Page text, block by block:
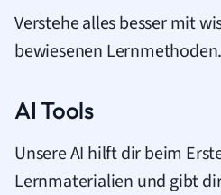
Verstehe alles besser mit
bewiesenen Lernmethoden.
AI Tools
Unsere AI hilft dir beim
Lernmaterialien und gibt